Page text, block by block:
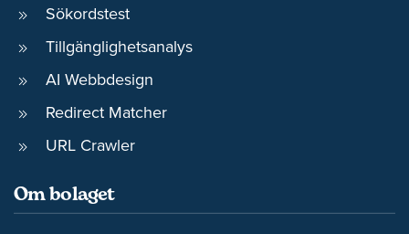
Sökordstest
Tillgänglighetsanalys
AI Webbdesign
Redirect Matcher
URL Crawler
Om bolaget